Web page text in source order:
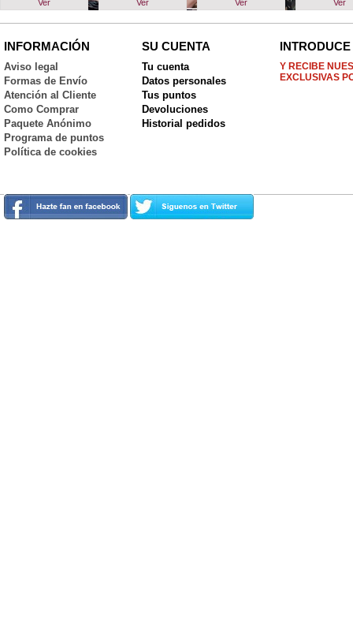
Ver
Ver
Ver
Ver
INFORMACIÓN
Aviso legal
Formas de Envío
Atención al Cliente
Como Comprar
Paquete Anónimo
Programa de puntos
Política de cookies
SU CUENTA
Tu cuenta
Datos personales
Tus puntos
Devoluciones
Historial pedidos
Y RECIBE
EXCLUSIVAS